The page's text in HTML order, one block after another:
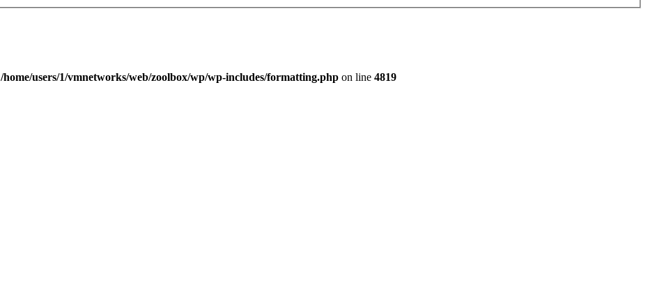
/home/users/1/vmnetworks/web/zoolbox/wp/wp-includes/formatting.php on line 4819